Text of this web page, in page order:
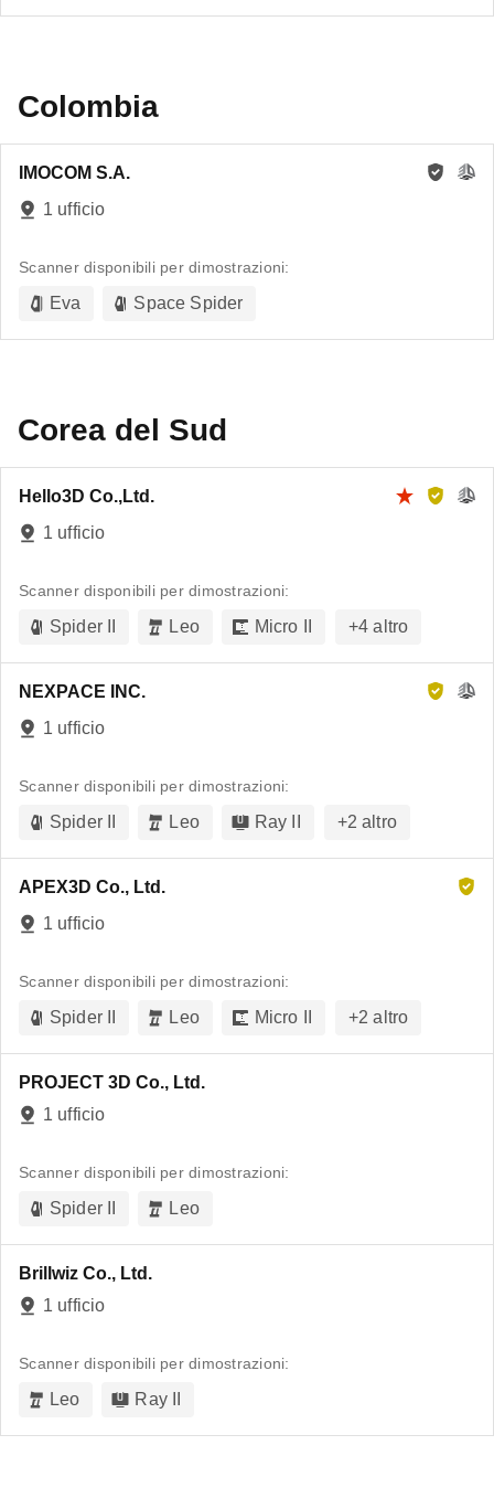
Colombia
IMOCOM S.A.
1 ufficio
Scanner disponibili per dimostrazioni:
Eva Space Spider
Corea del Sud
Hello3D Co.,Ltd.
1 ufficio
Scanner disponibili per dimostrazioni:
Spider II Leo Micro II +4 altro
NEXPACE INC.
1 ufficio
Scanner disponibili per dimostrazioni:
Spider II Leo Ray II +2 altro
APEX3D Co., Ltd.
1 ufficio
Scanner disponibili per dimostrazioni:
Spider II Leo Micro II +2 altro
PROJECT 3D Co., Ltd.
1 ufficio
Scanner disponibili per dimostrazioni:
Spider II Leo
Brillwiz Co., Ltd.
1 ufficio
Scanner disponibili per dimostrazioni:
Leo Ray II